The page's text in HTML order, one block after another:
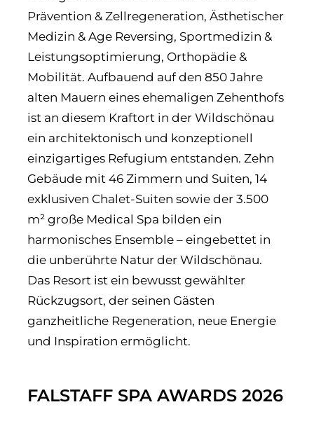
Prävention & Zellregeneration, Ästhetischer
Medizin & Age Reversing, Sportmedizin &
Leistungsoptimierung, Orthopädie &
Mobilität. Aufbauend auf den 850 Jahre
alten Mauern eines ehemaligen Zehenthofs
ist an diesem Kraftort in der Wildschönau
ein architektonisch und konzeptionell
einzigartiges Refugium entstanden. Zehn
Gebäude mit 46 Zimmern und Suiten, 14
exklusiven Chalet-Suiten sowie der 3.500
m² große Medical Spa bilden ein
harmonisches Ensemble – eingebettet in
die unberührte Natur der Wildschönau.
Das Resort ist ein bewusst gewählter
Rückzugsort, der seinen Gästen
ganzheitliche Regeneration, neue Energie
und Inspiration ermöglicht.
FALSTAFF SPA AWARDS 2026